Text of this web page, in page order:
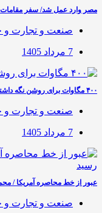
مصر وارد عمل شد/ سفر مقامات
صنعت و تجارت و
7 مرداد 1405
۴۰۰ مگاوات برای روشن نگه داشتن چراغ کسب‌وکار‌ها
صنعت و تجارت و
7 مرداد 1405
عبور از خط محاصره آمریکا /
صنعت و تجارت و